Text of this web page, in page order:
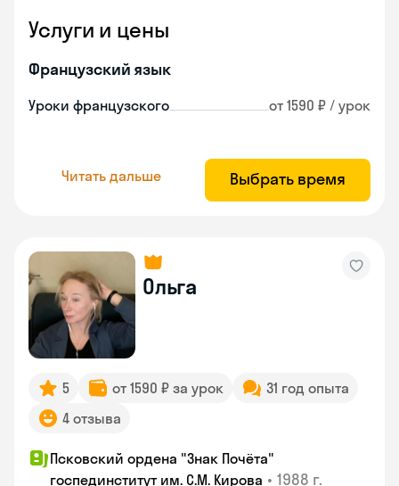
Услуги и цены
Французский язык
Уроки французского от 1590 ₽ / урок
Читать дальше Выбрать время
Ольга
5 от 1590 ₽ за урок
31 год опыта
4 отзыва
Псковский ордена "Знак Почёта"
госпединститут им. С.М. Кирова • 1988 г.